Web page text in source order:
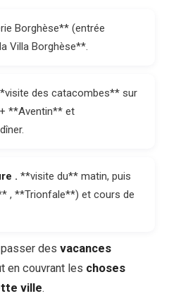
Borghèse** (entrée
Villa Borghèse**.
des catacombes** sur
**Aventin** et
. **visite du** matin, puis
, **Trionfale**) et cours de
des vacances
en couvrant les choses
ville.